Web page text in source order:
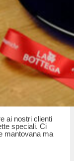
ai nostri clienti
speciali. Ci
mantovana ma